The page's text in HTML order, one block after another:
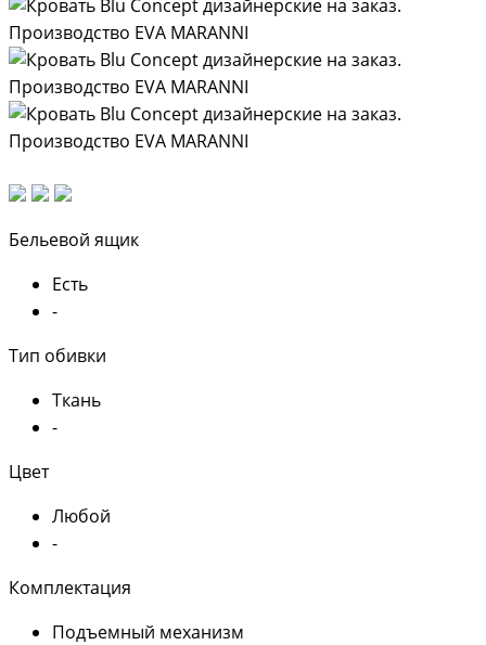
Бельевой ящик
Есть
-
Тип обивки
Ткань
-
Цвет
Любой
-
Комплектация
Подъемный механизм